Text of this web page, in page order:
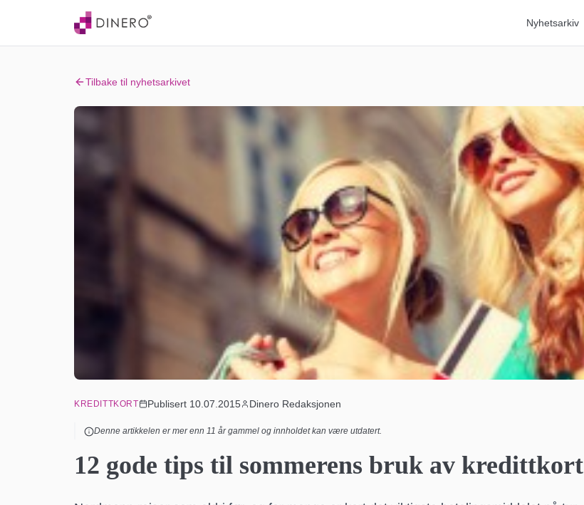
Nyhetsarkiv
Tilbake til nyhetsarkivet
KREDITTKORT Publisert 10.07.2015 Dinero Redaksjonen
Denne artikkelen er mer enn 11 år gammel og innholdet kan være utdatert.
12 gode tips til sommerens bruk av kredittkort